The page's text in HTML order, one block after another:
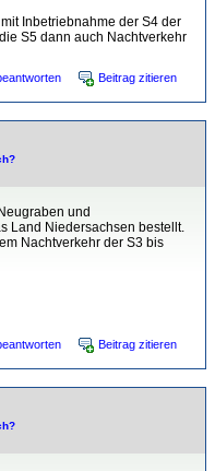
Inbetriebnahme der S4 der
S5 dann auch Nachtverkehr
Beitrag zitieren
und
Land Niedersachsen bestellt.
Nachtverkehr der S3 bis
Beitrag zitieren